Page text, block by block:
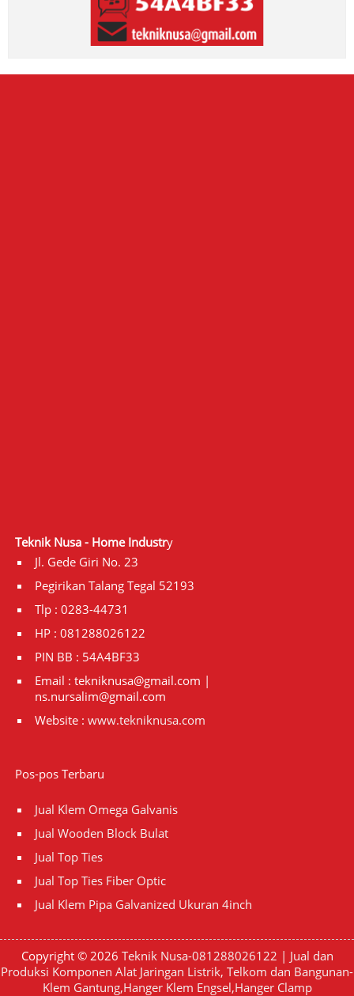
Teknik Nusa - Home Industry
Jl. Gede Giri No. 23
Pegirikan Talang Tegal 52193
Tlp : 0283-44731
HP : 081288026122
PIN BB : 54A4BF33
Email : tekniknusa@gmail.com |
ns.nursalim@gmail.com
Website : www.tekniknusa.com
Pos-pos Terbaru
Jual Klem Omega Galvanis
Jual Wooden Block Bulat
Jual Top Ties
Jual Top Ties Fiber Optic
Jual Klem Pipa Galvanized Ukuran 4inch
Copyright © 2026 Teknik Nusa-081288026122 | Jual dan
Produksi Komponen Alat Jaringan Listrik, Telkom dan Bangunan-
Klem Gantung,Hanger Klem Engsel,Hanger Clamp